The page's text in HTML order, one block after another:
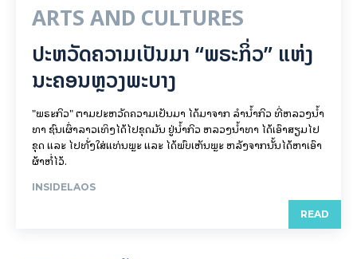
ARTS AND CULTURES
ປະຫວັດຄວາມເປັນມາ “ພຣະກິ່ວ” ແຫ່ງ
ນະຄອນຫຼວງພະບາງ
"ພຣະກິວ" ຕາມປະຫວັດຄວາມເປັນມາ ໄດ້ມາຈາກ ລຳນ້ຳກິວ ທີ່ຫລວງນ້ຳ
ທາ ຊົນເຜົ່າລາວເທິງໄດ້ໄປຂຸດມັນ ຢູ່ນ້ຳກິວ ຫລວງນ້ຳທາ ໄດ້ເອົາສຽມໄປ
ຂຸດ ແລະ ໄປທັ່ງໃສ່ແທ່ນພຼະ ແລະ ໄດ້ພົບເຫັນພຼະ ຫລັງຈາກນັ້ນໄດ້ຫາເອົາ
ຜ້າຫໍ່ໄວ້.
INSIDELAOS
READ